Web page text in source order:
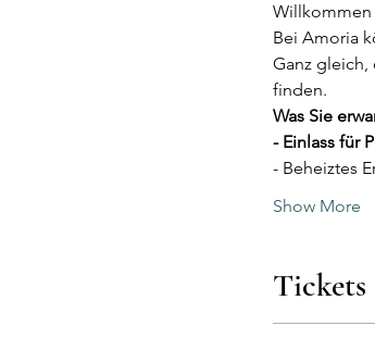
Willkommen
Bei Amoria
Ganz
finden.
Was Sie
- Einlass für
- Beheiztes
Show More
Tickets